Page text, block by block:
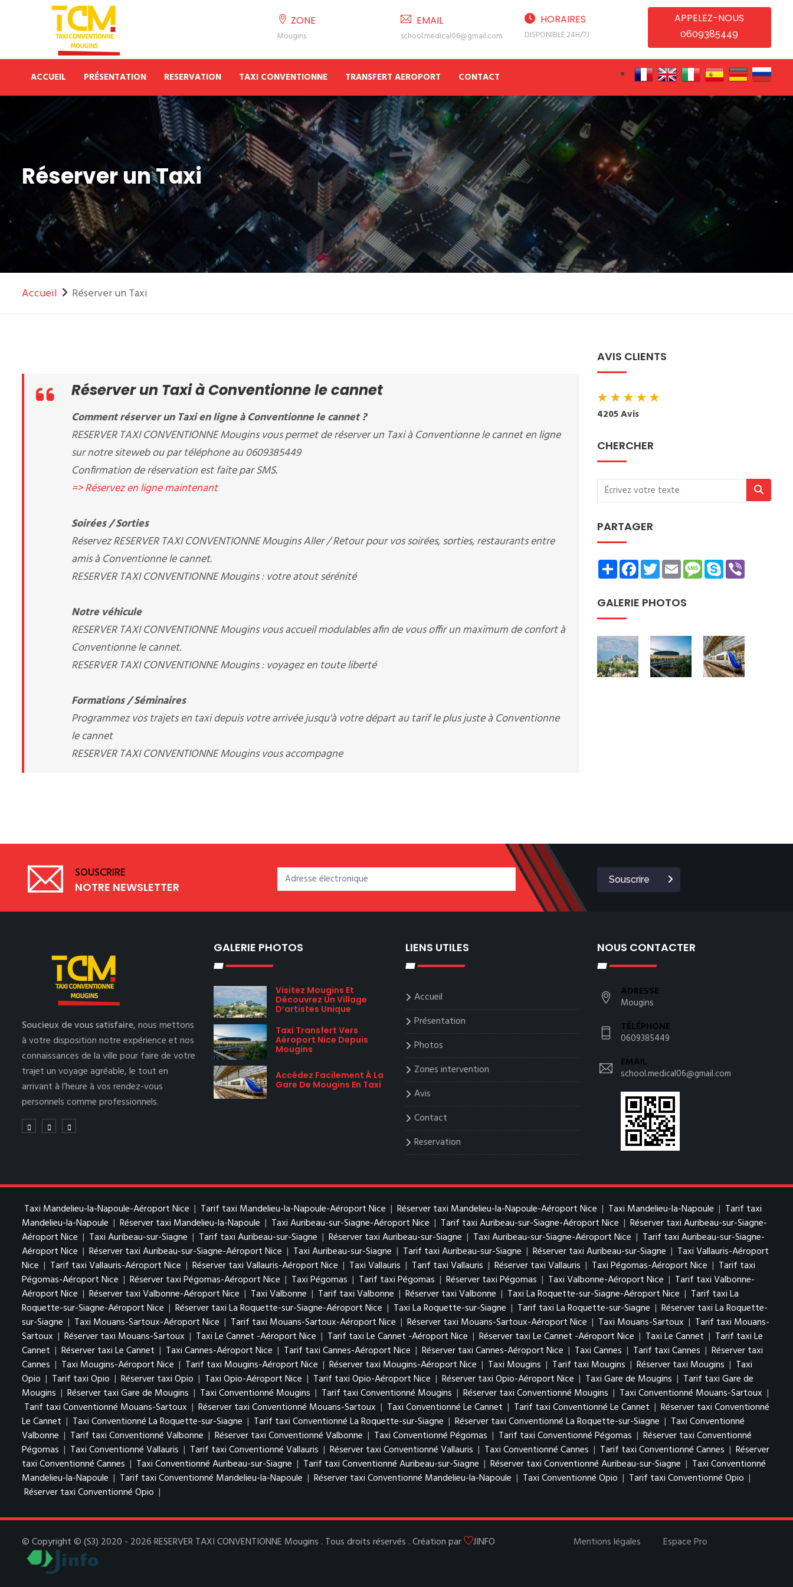
ZONE
Mougins
EMAIL
school.medical06@gmail.com
HORAIRES
DISPONIBLE 24H/7J
APPELEZ-NOUS
0609385449
ACCUEIL PRÉSENTATION RESERVATION TAXI CONVENTIONNE TRANSFERT AEROPORT CONTACT
Réserver un Taxi
Accueil Réserver un Taxi
Réserver un Taxi à Conventionne le cannet
Comment réserver un Taxi en ligne à Conventionne le cannet ?
RESERVER TAXI CONVENTIONNE Mougins vous permet de réserver un Taxi à Conventionne le cannet en ligne
sur notre siteweb ou par téléphone au 0609385449
Confirmation de réservation est faite par SMS.
=> Réservez en ligne maintenant
Soirées / Sorties
Réservez RESERVER TAXI CONVENTIONNE Mougins Aller / Retour pour vos soirées, sorties, restaurants entre
amis à Conventionne le cannet.
RESERVER TAXI CONVENTIONNE Mougins : votre atout sérénité
Notre véhicule
RESERVER TAXI CONVENTIONNE Mougins vous accueil modulables afin de vous offir un maximum de confort à
Conventionne le cannet.
RESERVER TAXI CONVENTIONNE Mougins : voyagez en toute liberté
Formations / Séminaires
Programmez vos trajets en taxi depuis votre arrivée jusqu'à votre départ au tarif le plus juste à Conventionne
le cannet
RESERVER TAXI CONVENTIONNE Mougins vous accompagne
AVIS CLIENTS
★★★★★
4205 Avis
CHERCHER
PARTAGER
ShareFacebookTwitterEmailMessage
Skype
GALERIE PHOTOS
SOUSCRIRE
NOTRE NEWSLETTER
Souscrire
Soucieux de vous satisfaire,nous mettons
à votre disposition notre expérience et nos
connaissances de la ville pour faire de votre
trajet un voyage agréable, le tout en
arrivant à l’heure à vos rendez-vous
personnels comme professionnels.
GALERIE PHOTOS
Visitez Mougins Et
Découvrez Un Village
D’artistes Unique
Taxi Transfert Vers
Aéroport Nice Depuis
Mougins
Accédez Facilement À La
Gare De Mougins En Taxi
LIENS UTILES
Accueil
Présentation
Photos
Zones intervention
Avis
Contact
Reservation
NOUS CONTACTER
ADRESSE
Mougins
TÉLÉPHONE
0609385449
EMAIL
school.medical06@gmail.com
Taxi Mandelieu-la-Napoule-Aéroport Nice | Tarif taxi Mandelieu-la-Napoule-Aéroport Nice | Réserver taxi Mandelieu-la-Napoule-Aéroport Nice | Taxi Mandelieu-la-Napoule | Tarif taxi
Mandelieu-la-Napoule | Réserver taxi Mandelieu-la-Napoule | Taxi Auribeau-sur-Siagne-Aéroport Nice | Tarif taxi Auribeau-sur-Siagne-Aéroport Nice | Réserver taxi Auribeau-sur-Siagne-
Aéroport Nice | Taxi Auribeau-sur-Siagne | Tarif taxi Auribeau-sur-Siagne | Réserver taxi Auribeau-sur-Siagne | Taxi Auribeau-sur-Siagne-Aéroport Nice | Tarif taxi Auribeau-sur-Siagne-
Aéroport Nice | Réserver taxi Auribeau-sur-Siagne-Aéroport Nice | Taxi Auribeau-sur-Siagne | Tarif taxi Auribeau-sur-Siagne | Réserver taxi Auribeau-sur-Siagne | Taxi Vallauris-Aéroport
Nice | Tarif taxi Vallauris-Aéroport Nice | Réserver taxi Vallauris-Aéroport Nice | Taxi Vallauris | Tarif taxi Vallauris | Réserver taxi Vallauris | Taxi Pégomas-Aéroport Nice | Tarif taxi
Pégomas-Aéroport Nice | Réserver taxi Pégomas-Aéroport Nice | Taxi Pégomas | Tarif taxi Pégomas | Réserver taxi Pégomas | Taxi Valbonne-Aéroport Nice | Tarif taxi Valbonne-
Aéroport Nice | Réserver taxi Valbonne-Aéroport Nice | Taxi Valbonne | Tarif taxi Valbonne | Réserver taxi Valbonne | Taxi La Roquette-sur-Siagne-Aéroport Nice | Tarif taxi La
Roquette-sur-Siagne-Aéroport Nice | Réserver taxi La Roquette-sur-Siagne-Aéroport Nice | Taxi La Roquette-sur-Siagne | Tarif taxi La Roquette-sur-Siagne | Réserver taxi La Roquette-
sur-Siagne | Taxi Mouans-Sartoux-Aéroport Nice | Tarif taxi Mouans-Sartoux-Aéroport Nice | Réserver taxi Mouans-Sartoux-Aéroport Nice | Taxi Mouans-Sartoux | Tarif taxi Mouans-
Sartoux | Réserver taxi Mouans-Sartoux | Taxi Le Cannet -Aéroport Nice | Tarif taxi Le Cannet -Aéroport Nice | Réserver taxi Le Cannet -Aéroport Nice | Taxi Le Cannet | Tarif taxi Le
Cannet | Réserver taxi Le Cannet | Taxi Cannes-Aéroport Nice | Tarif taxi Cannes-Aéroport Nice | Réserver taxi Cannes-Aéroport Nice | Taxi Cannes | Tarif taxi Cannes | Réserver taxi
Cannes | Taxi Mougins-Aéroport Nice | Tarif taxi Mougins-Aéroport Nice | Réserver taxi Mougins-Aéroport Nice | Taxi Mougins | Tarif taxi Mougins | Réserver taxi Mougins | Taxi
Opio | Tarif taxi Opio | Réserver taxi Opio | Taxi Opio-Aéroport Nice | Tarif taxi Opio-Aéroport Nice | Réserver taxi Opio-Aéroport Nice | Taxi Gare de Mougins | Tarif taxi Gare de
Mougins | Réserver taxi Gare de Mougins | Taxi Conventionné Mougins | Tarif taxi Conventionné Mougins | Réserver taxi Conventionné Mougins | Taxi Conventionné Mouans-Sartoux |
Tarif taxi Conventionné Mouans-Sartoux | Réserver taxi Conventionné Mouans-Sartoux | Taxi Conventionné Le Cannet | Tarif taxi Conventionné Le Cannet | Réserver taxi Conventionné
Le Cannet | Taxi Conventionné La Roquette-sur-Siagne | Tarif taxi Conventionné La Roquette-sur-Siagne | Réserver taxi Conventionné La Roquette-sur-Siagne | Taxi Conventionné
Valbonne | Tarif taxi Conventionné Valbonne | Réserver taxi Conventionné Valbonne | Taxi Conventionné Pégomas | Tarif taxi Conventionné Pégomas | Réserver taxi Conventionné
Pégomas | Taxi Conventionné Vallauris | Tarif taxi Conventionné Vallauris | Réserver taxi Conventionné Vallauris | Taxi Conventionné Cannes | Tarif taxi Conventionné Cannes | Réserver
taxi Conventionné Cannes | Taxi Conventionné Auribeau-sur-Siagne | Tarif taxi Conventionné Auribeau-sur-Siagne | Réserver taxi Conventionné Auribeau-sur-Siagne | Taxi Conventionné
Mandelieu-la-Napoule | Tarif taxi Conventionné Mandelieu-la-Napoule | Réserver taxi Conventionné Mandelieu-la-Napoule | Taxi Conventionné Opio | Tarif taxi Conventionné Opio |
Réserver taxi Conventionné Opio |
© Copyright © (S3) 2020 - 2026 RESERVER TAXI CONVENTIONNE Mougins . Tous droits réservés . Création par JINFO Mentions légales Espace Pro